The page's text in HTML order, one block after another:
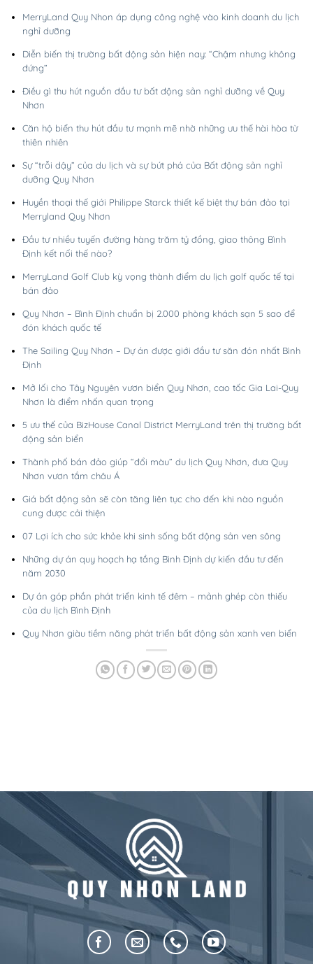
MerryLand Quy Nhon áp dụng công nghệ vào kinh doanh du lịch
nghỉ dưỡng
Diễn biến thị trường bất động sản hiện nay: “Chậm nhưng không
đứng”
Điều gì thu hút nguồn đầu tư bất động sản nghỉ dưỡng về Quy
Nhơn
Căn hộ biển thu hút đầu tư mạnh mẽ nhờ những ưu thế hài hòa từ
thiên nhiên
Sự “trỗi dậy” của du lịch và sự bứt phá của Bất động sản nghỉ
dưỡng Quy Nhơn
Huyền thoại thế giới Philippe Starck thiết kế biệt thự bán đảo tại
Merryland Quy Nhơn
Đầu tư nhiều tuyến đường hàng trăm tỷ đồng, giao thông Bình
Định kết nối thế nào?
MerryLand Golf Club kỳ vọng thành điểm du lịch golf quốc tế tại
bán đảo
Quy Nhơn – Bình Định chuẩn bị 2.000 phòng khách sạn 5 sao để
đón khách quốc tế
The Sailing Quy Nhơn – Dự án được giới đầu tư săn đón nhất Bình
Định
Mở lối cho Tây Nguyên vươn biển Quy Nhơn, cao tốc Gia Lai-Quy
Nhơn là điểm nhấn quan trọng
5 ưu thế của BizHouse Canal District MerryLand trên thị trường bất
động sản biển
Thành phố bán đảo giúp “đổi màu” du lịch Quy Nhơn, đưa Quy
Nhơn vươn tầm châu Á
Giá bất động sản sẽ còn tăng liên tục cho đến khi nào nguồn
cung được cải thiện
07 Lợi ích cho sức khỏe khi sinh sống bất động sản ven sông
Những dự án quy hoạch hạ tầng Bình Định dự kiến đầu tư đến
năm 2030
Dự án góp phần phát triển kinh tế đêm – mảnh ghép còn thiếu
của du lịch Bình Định
Quy Nhơn giàu tiềm năng phát triển bất động sản xanh ven biển